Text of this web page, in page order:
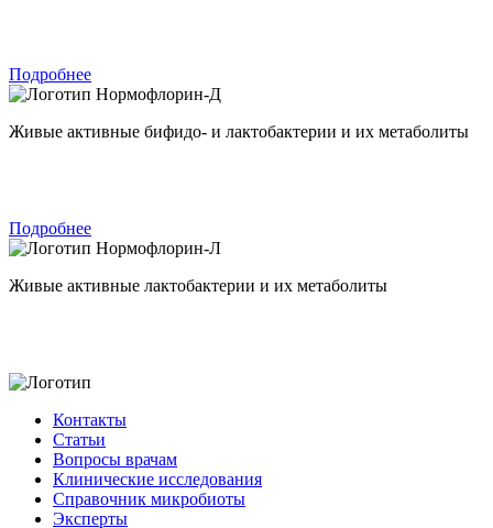
Подробнее
Нормофлорин-Д
Живые активные бифидо- и лактобактерии и их метаболиты
Подробнее
Нормофлорин-Л
Живые активные лактобактерии и их метаболиты
Контакты
Статьи
Вопросы врачам
Клинические исследования
Справочник микробиоты
Эксперты